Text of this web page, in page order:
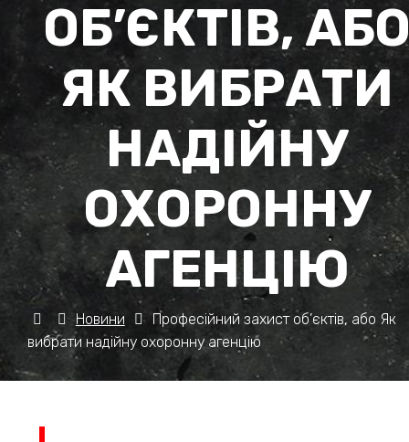
ОБ’ЄКТІВ,
ЯК ВИБРАТИ
НАДІЙНУ
ОХОРОННУ
АГЕНЦІЮ
Новини
Професійний захист об’єктів, або Як
вибрати надійну охоронну агенцію